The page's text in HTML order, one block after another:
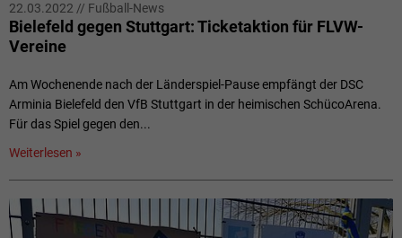
22.03.2022 // Fußball-News
Bielefeld gegen Stuttgart: Ticketaktion für FLVW-
Vereine
Am Wochenende nach der Länderspiel-Pause empfängt der DSC
Arminia Bielefeld den VfB Stuttgart in der heimischen SchücoArena.
Für das Spiel gegen den...
Weiterlesen »